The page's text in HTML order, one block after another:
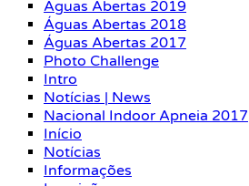
Águas Abertas 2019
Águas Abertas 2018
Águas Abertas 2017
Photo Challenge
Intro
Notícias | News
Nacional Indoor Apneia 2017
Início
Notícias
Informações